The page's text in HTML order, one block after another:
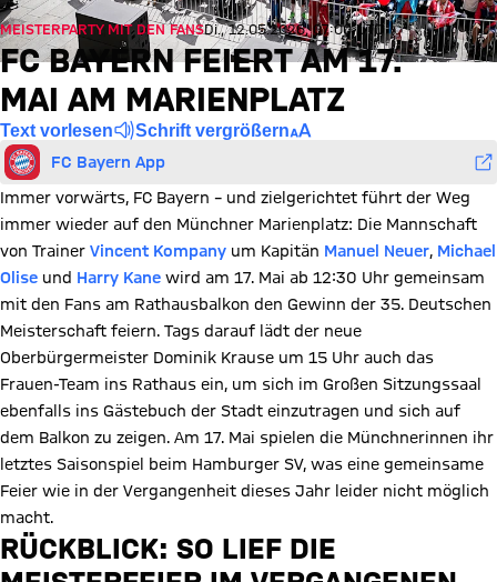
MEISTERPARTY MIT DEN FANSDi., 12.05.2026, 07:00 UTC
FC BAYERN FEIERT AM 17.
MAI AM MARIENPLATZ
Text vorlesen Schrift vergrößern
FC Bayern App
Immer vorwärts, FC Bayern – und zielgerichtet führt der Weg
immer wieder auf den Münchner Marienplatz: Die Mannschaft
von Trainer Vincent Kompany um Kapitän Manuel Neuer, Michael
Olise und Harry Kane wird am 17. Mai ab 12:30 Uhr gemeinsam
mit den Fans am Rathausbalkon den Gewinn der 35. Deutschen
Meisterschaft feiern. Tags darauf lädt der neue
Oberbürgermeister Dominik Krause um 15 Uhr auch das
Frauen-Team ins Rathaus ein, um sich im Großen Sitzungssaal
ebenfalls ins Gästebuch der Stadt einzutragen und sich auf
dem Balkon zu zeigen. Am 17. Mai spielen die Münchnerinnen ihr
letztes Saisonspiel beim Hamburger SV, was eine gemeinsame
Feier wie in der Vergangenheit dieses Jahr leider nicht möglich
macht.
RÜCKBLICK: SO LIEF DIE